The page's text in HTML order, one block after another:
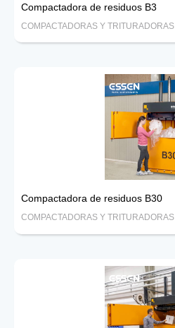
Compactadora de residuos B3
COMPACTADORAS Y TRITURADORAS
Compactadora de residuos B30
COMPACTADORAS Y TRITURADORAS